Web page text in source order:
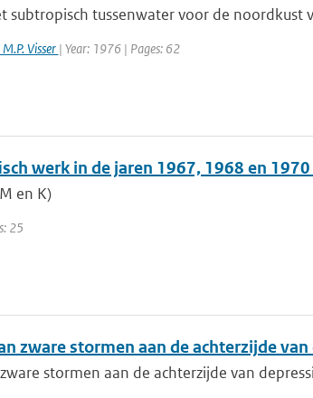
subtropisch tussenwater voor de noordkust
Visser | Year: 1976 | Pages: 62
werk in de jaren 1967, 1968 en
en K)
25
zware stormen aan de achterzijde
stormen aan de achterzijde van